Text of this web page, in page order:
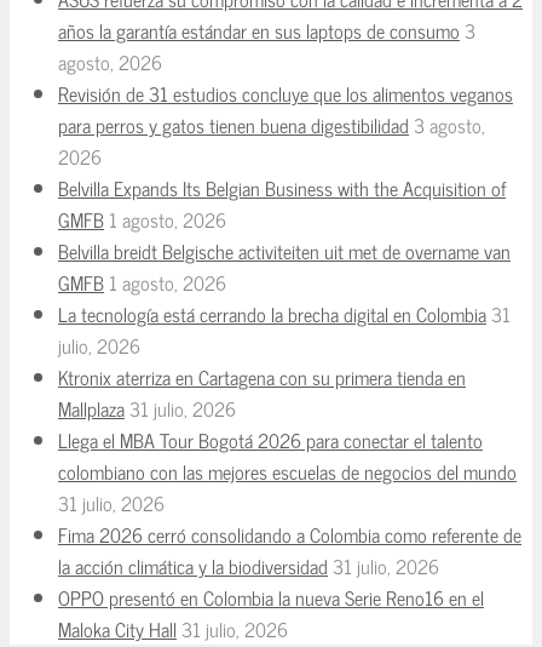
años la garantía estándar en sus laptops de consumo 3
agosto, 2026
Revisión de 31 estudios concluye que los alimentos veganos
para perros y gatos tienen buena digestibilidad 3 agosto,
2026
Belvilla Expands Its Belgian Business with the Acquisition of
GMFB1 agosto, 2026
Belvilla breidt Belgische activiteiten uit met de overname van
GMFB1 agosto, 2026
La tecnología está cerrando la brecha digital en Colombia31
julio, 2026
Ktronix aterriza en Cartagena con su primera tienda en
Mallplaza31 julio, 2026
Llega el MBA Tour Bogotá 2026 para conectar el talento
colombiano con las mejores escuelas de negocios del mundo
31 julio, 2026
Fima 2026 cerró consolidando a Colombia como referente de
la acción climática y la biodiversidad 31 julio, 2026
OPPO presentó en Colombia la nueva Serie Reno16 en el
Maloka City Hall 31 julio, 2026